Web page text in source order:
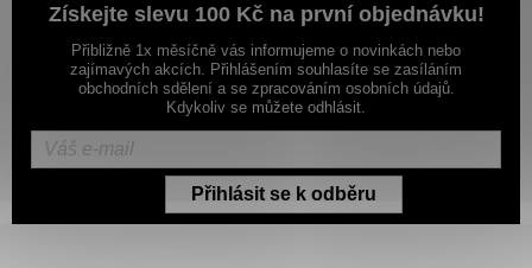
Získejte slevu 100 Kč na první objednávku!
Přibližně 1x měsíčně vás informujeme o novinkách nebo
zajímavých akcích. Přihlášením souhlasíte se zasíláním
obchodních sdělení a se zpracováním osobních údajů.
Kdykoliv se můžete odhlásit.
Přihlásit se k odběru
Z